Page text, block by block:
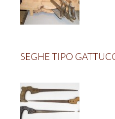
SEGHE TIPO